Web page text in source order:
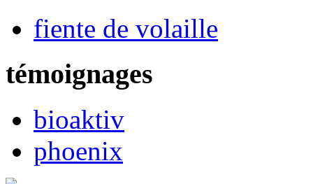
fiente de volaille
témoignages
bioaktiv
phoenix